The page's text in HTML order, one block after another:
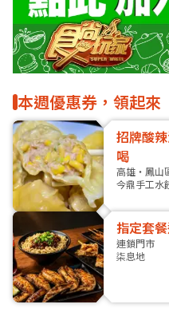
本週優惠券，領起來
招牌酸
喝
高雄・鳳山
今鼎手工水
指定套
連鎖門市
柒息地